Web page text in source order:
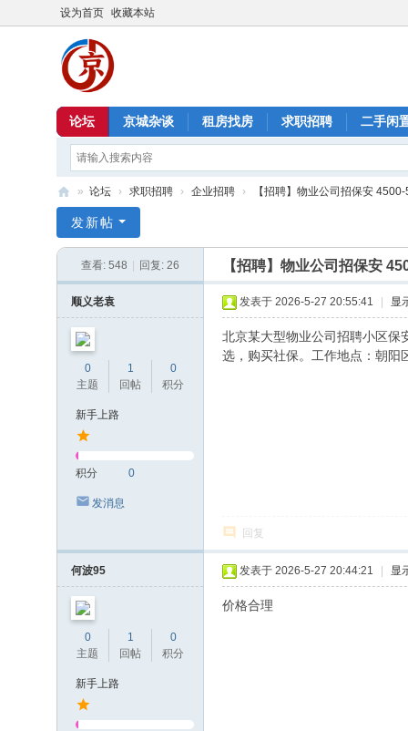
设为首页 收藏本站
论坛 京城杂谈 租房找房 求职招聘 二手闲
京
» 论坛 › 求职招聘 › 企业招聘 › 【招聘】物业公司招保安
发新帖
查看: 548 回复: 26 【招聘】物业公司招保安
顺义老袁
0
主题
1
回帖
0
积分
新手上路
积分 0
发消息
发表于 2026-5-27 20:55:41 显
北京某大型物业公司招聘小区保
选，购买社保。工作地点：朝阳
回复
何波95
0
主题
1
回帖
0
积分
新手上路
发表于 2026-5-27 20:44:21 显
价格合理